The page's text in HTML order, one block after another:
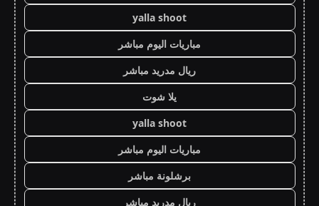
yalla shoot
مباريات اليوم مباشر
ريال مدريد مباشر
يلا شوت
yalla shoot
مباريات اليوم مباشر
برشلونة مباشر
ريال مدريد مباشر